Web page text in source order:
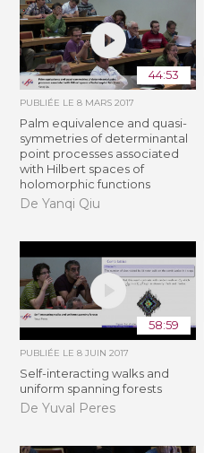
44:53
PUBLIÉE LE8 MARS 2017
Palm equivalence and quasi-
symmetries of determinantal
point processes associated
with Hilbert spaces of
holomorphic functions
De Yanqi Qiu
58:59
PUBLIÉE LE8 JUIN 2017
Self-interacting walks and
uniform spanning forests
De Yuval Peres